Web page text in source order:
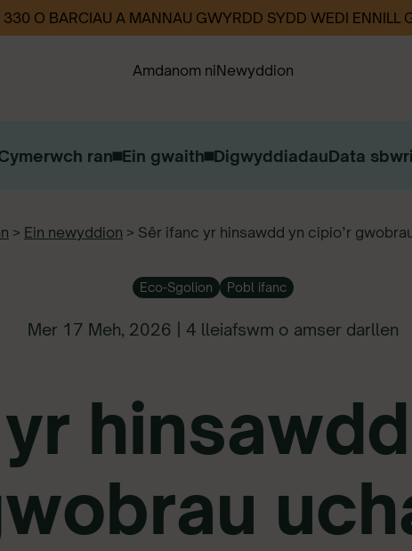
330 O BARCIAU A MANNAU GWYRDD SYDD WEDI ENNILL
Amdanom ni
Cysylltwch â ni
Newyddion
ran Ein gwaith DigwyddiadauData
> Ein newyddion > Sêr ifanc yr hinsawdd yn cipio’r
Eco-Sgolion Pobl ifanc
Mer 17 Meh, 2026 | 4 lleiafswm o amser darllen